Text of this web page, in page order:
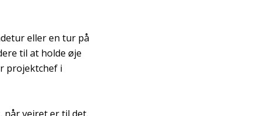
eller en tur på
til at holde øje
projektchef i